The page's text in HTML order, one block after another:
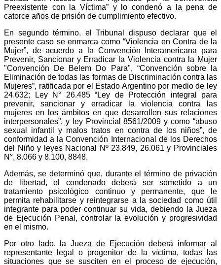
Preexistente con la Víctima” y lo condenó a la pena de
catorce años de prisión de cumplimiento efectivo.
En segundo término, el Tribunal dispuso declarar que el
presente caso se enmarca como “Violencia en Contra de la
Mujer”, de acuerdo a la Convención Interamericana para
Prevenir, Sancionar y Erradicar la Violencia contra la Mujer
"Convención De Belem Do Para", “Convención sobre la
Eliminación de todas las formas de Discriminación contra las
Mujeres”, ratificada por el Estado Argentino por medio de ley
24.632; Ley N° 26.485 “Ley de Protección integral para
prevenir, sancionar y erradicar la violencia contra las
mujeres en los ámbitos en que desarrollen sus relaciones
interpersonales”, y ley Provincial 8561/2009 y como “abuso
sexual infantil y malos tratos en contra de los niños”, de
conformidad a la Convención Internacional de los Derechos
del Niño y leyes Nacional Nº 23.849, 26.061 y Provinciales
N°, 8.066 y 8.100, 8848.
Además, se determinó que, durante el término de privación
de libertad, el condenado deberá ser sometido a un
tratamiento psicológico continuo y permanente, que le
permita rehabilitarse y reintegrarse a la sociedad como útil
integrante para poder continuar su vida, debiendo la Jueza
de Ejecución Penal, controlar la evolución y progresividad
en el mismo.
Por otro lado, la Jueza de Ejecución deberá informar al
representante legal o progenitor de la víctima, todas las
situaciones que se susciten en el proceso de ejecución,